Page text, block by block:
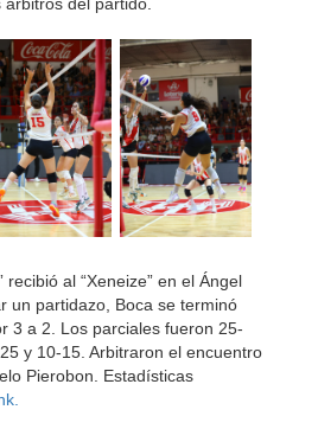
recibió al “Xeneize” en el Ángel
un partidazo, Boca se terminó
3 a 2. Los parciales fueron 25-
y 10-15. Arbitraron el encuentro
Pierobon. Estadísticas